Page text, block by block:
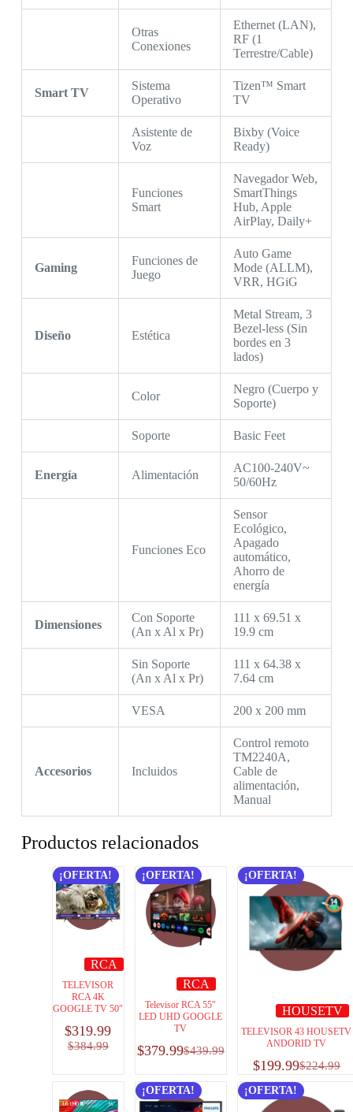
Otras
Conexiones
Ethernet (LAN),
RF (1
Terrestre/Cable)
Smart TV
Sistema
Operativo
Tizen™ Smart
TV
Asistente de
Voz
Bixby (Voice
Ready)
Funciones
Smart
Navegador Web,
SmartThings
Hub, Apple
AirPlay, Daily+
Gaming
Funciones de
Juego
Auto Game
Mode (ALLM),
VRR, HGiG
Diseño Estética
Metal Stream, 3
Bezel-less (Sin
bordes en 3
lados)
Color
Negro (Cuerpo y
Soporte)
Soporte Basic Feet
Energía Alimentación
AC100-240V~
50/60Hz
Funciones Eco
Sensor
Ecológico,
Apagado
automático,
Ahorro de
energía
Dimensiones
Con Soporte
(An x Al x Pr)
111 x 69.51 x
19.9 cm
Sin Soporte
(An x Al x Pr)
111 x 64.38 x
7.64 cm
VESA 200 x 200 mm
Accesorios Incluidos
Control remoto
TM2240A,
Cable de
alimentación,
Manual
Productos relacionados
¡OFERTA!
RCA
TELEVISOR
RCA 4K
GOOGLE TV 50″
$384.99
$319.99
¡OFERTA!
RCA
Televisor RCA 55″
LED UHD GOOGLE
TV
$439.99
$379.99
¡OFERTA!
HOUSETV
TELEVISOR 43 HOUSETV
ANDORID TV
$224.99
$199.99
¡OFERTA! ¡OFERTA!